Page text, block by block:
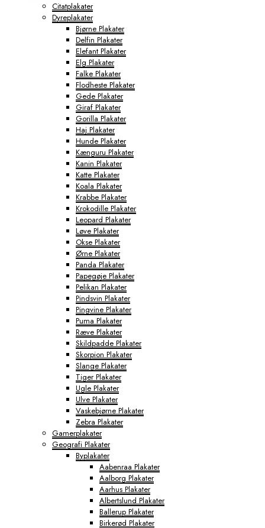
Citatplakater
Dyreplakater
Bjørne Plakater
Delfin Plakater
Elefant Plakater
Elg Plakater
Falke Plakater
Flodheste Plakater
Gede Plakater
Giraf Plakater
Gorilla Plakater
Haj Plakater
Hunde Plakater
Kænguru Plakater
Kanin Plakater
Katte Plakater
Koala Plakater
Krabbe Plakater
Krokodille Plakater
Leopard Plakater
Løve Plakater
Okse Plakater
Ørne Plakater
Panda Plakater
Papegøje Plakater
Pelikan Plakater
Pindsvin Plakater
Pingvine Plakater
Puma Plakater
Ræve Plakater
Skildpadde Plakater
Skorpion Plakater
Slange Plakater
Tiger Plakater
Ugle Plakater
Ulve Plakater
Vaskebjørne Plakater
Zebra Plakater
Gamerplakater
Geografi Plakater
Byplakater
Aabenraa Plakater
Aalborg Plakater
Aarhus Plakater
Albertslund Plakater
Ballerup Plakater
Birkerød Plakater